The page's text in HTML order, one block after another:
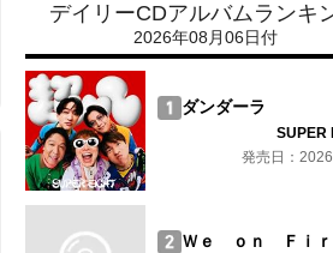
デイリーCDアルバムランキ
2026年08月06日付
ダンダーラ
SUPER
発売日：
Ｗｅ ｏｎ Ｆｉｒ